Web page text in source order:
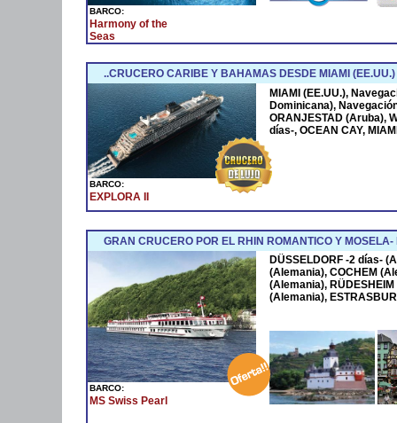
BARCO:
Harmony of the
Seas
..CRUCERO CARIBE Y BAHAMAS DESDE MIAMI (EE.UU.)
BARCO:
EXPLORA II
MIAMI (EE.UU.),
Dominicana),
ORANJESTAD (Aruba),
días-, OCEAN CAY,
GRAN CRUCERO POR EL RHIN ROMANTICO Y
BARCO:
MS Swiss Pearl
DÜSSELDORF -2 días-
(Alemania), COCHEM
(Alemania),
(Alemania),